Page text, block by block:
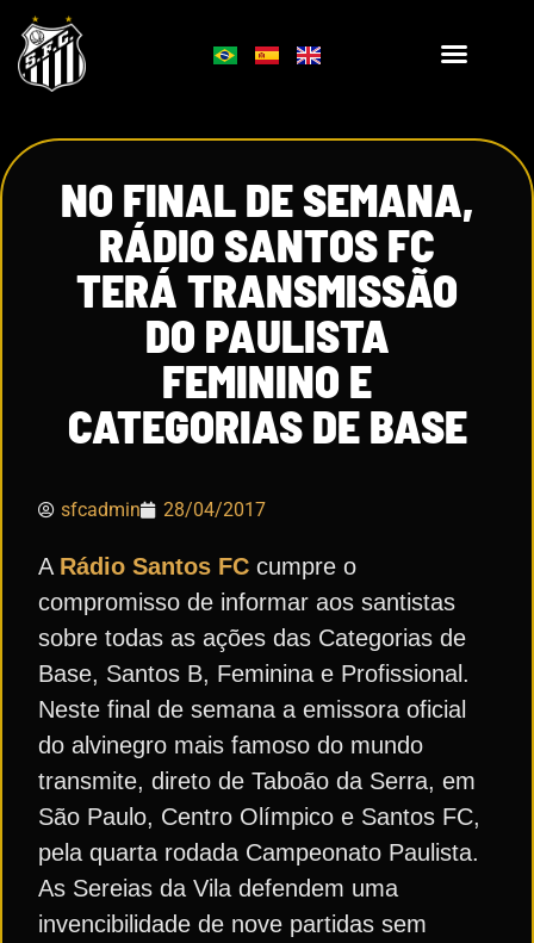
NO FINAL DE SEMANA,
RÁDIO SANTOS FC
TERÁ TRANSMISSÃO
DO PAULISTA
FEMININO E
CATEGORIAS DE BASE
sfcadmin 28/04/2017
A Rádio Santos FC cumpre o
compromisso de informar aos santistas
sobre todas as ações das Categorias de
Base, Santos B, Feminina e Profissional.
Neste final de semana a emissora oficial
do alvinegro mais famoso do mundo
transmite, direto de Taboão da Serra, em
São Paulo, Centro Olímpico e Santos FC,
pela quarta rodada Campeonato Paulista.
As Sereias da Vila defendem uma
invencibilidade de nove partidas sem